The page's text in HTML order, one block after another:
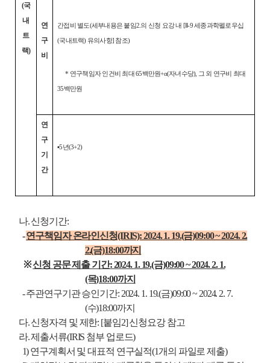
(국
내
트
랙)
연
구
비
간접비 별도(세부내용은 붙임2.의 신청 요강 내 [Ⅱ-9 세종과학펠로우십
(국내트랙) 유의사항] 참조)
* 연구책임자 인건비 최대 65백만원+α(자녀수당), 그 외 연구비 최대
35백만원
연
구
기
간
▪5년(3+2)
나. 신청기간:
-연구책임자 온라인신청(IRIS): 2024. 1. 19.(금)09:00 ~ 2024. 2.
2.(금)18:00까지
※신청 공문 제출 기간: 2024. 1. 19.(금)09:00 ~ 2024. 2. 1.
(목)18:00까지
- 주관연구기관 승인기간: 2024. 1. 19.(금)09:00 ~ 2024. 2. 7.
(수)18:00까지
다. 신청자격 및 제한: [붙임2] 신청요강 참고
라. 제출서류(IRIS 첨부 업로드)
1) 연구계획서 및 대표적 연구실적(1개의 파일로 제출)